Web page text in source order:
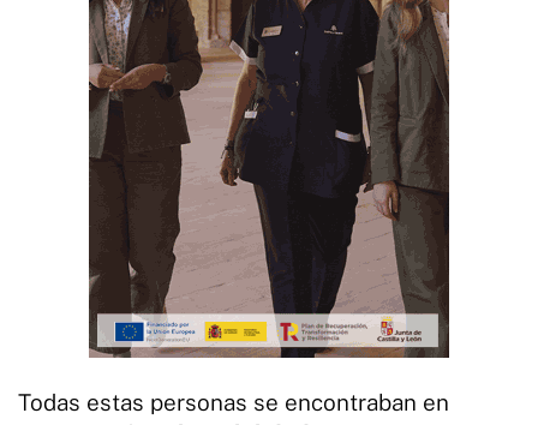
Todas estas personas se encontraban en